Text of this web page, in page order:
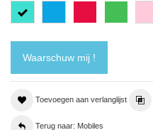
Turquoise
Waarschuw mij !
Toevoegen aan verlanglijst
Terug naar: Mobiles